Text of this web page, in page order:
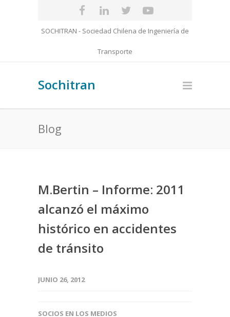
SOCHITRAN - Sociedad Chilena de Ingeniería de
Transporte
Sochitran
Blog
M.Bertin – Informe: 2011
alcanzó el máximo
histórico en accidentes
de tránsito
JUNIO 26, 2012
SOCIOS EN LOS MEDIOS